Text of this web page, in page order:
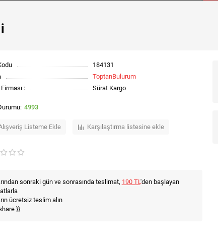
184131
ToptanBulurum
:
Sürat Kargo
4993
Listeme Ekle Karşılaştırma listesine ekle
sonraki gün ve sonrasında teslimat, 190 TL'den başlayan
ücretsiz teslim alın
}}